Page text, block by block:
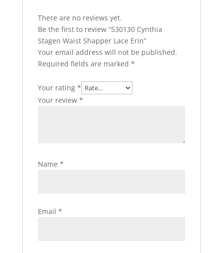
There are no reviews yet.
Be the first to review “530130 Cynthia
Stagen Waist Shapper Lace Erin”
Your email address will not be published.
Required fields are marked *
Your rating *
Your review *
Name *
Email *